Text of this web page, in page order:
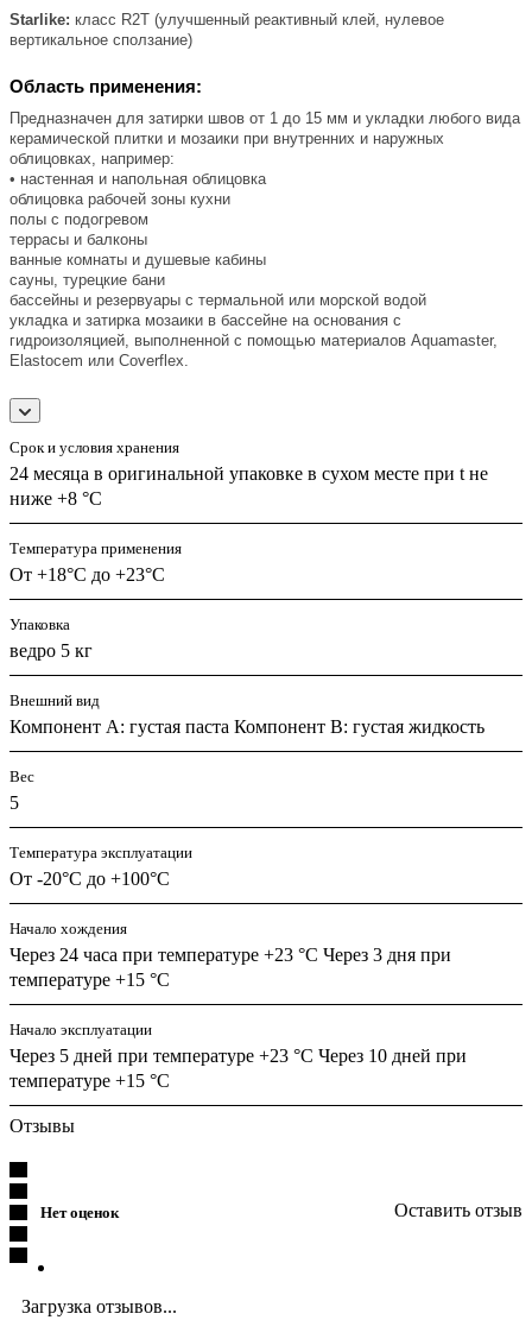
Starlike: класс R2T (улучшенный реактивный клей, нулевое
вертикальное сползание)
Область применения:
Предназначен для затирки швов от 1 до 15 мм и укладки любого вида
керамической плитки и мозаики при внутренних и наружных
облицовках, например:
• настенная и напольная облицовка
облицовка рабочей зоны кухни
полы с подогревом
террасы и балконы
ванные комнаты и душевые кабины
сауны, турецкие бани
бассейны и резервуары с термальной или морской водой
укладка и затирка мозаики в бассейне на основания с
гидроизоляцией, выполненной с помощью материалов Aquamaster,
Elastocem или Coverflex.
Срок и условия хранения
24 месяца в оригинальной упаковке в сухом месте при t не
ниже +8 °C
Температура применения
От +18°C до +23°C
Упаковка
ведро 5 кг
Внешний вид
Компонент А: густая паста Компонент В: густая жидкость
Вес
5
Температура эксплуатации
От -20°C до +100°C
Начало хождения
Через 24 часа при температуре +23 °C Через 3 дня при
температуре +15 °C
Начало эксплуатации
Через 5 дней при температуре +23 °C Через 10 дней при
температуре +15 °C
Отзывы
Нет оценок Оставить отзыв
Загрузка отзывов...